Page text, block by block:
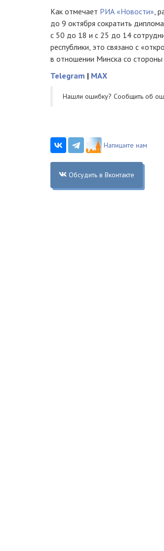
Как отмечает РИА «Новости» ,
до 9 октября сократить
с 50 до 18 и с 25 до 14
республики, это связано с
в отношении Минска со стороны
Telegram | MAX
Нашли ошибку? Cообщить об
Напишите нам
Обсудить в Вконтакте